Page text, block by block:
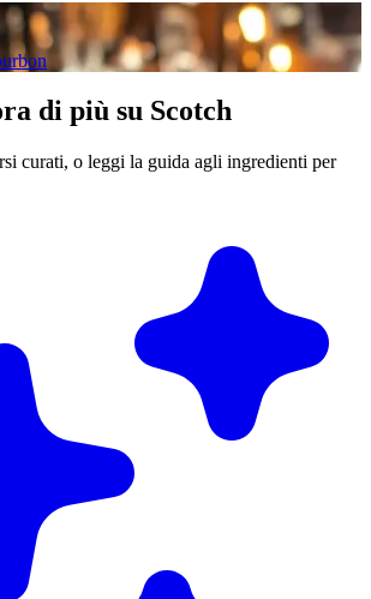
di più su Scotch
curati, o leggi la guida agli ingredienti per